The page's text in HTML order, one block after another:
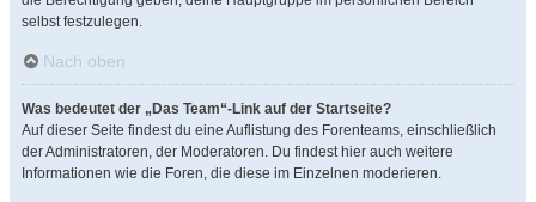
selbst festzulegen.
Nach oben
Was bedeutet der „Das Team“-Link auf der Startseite?
Auf dieser Seite findest du eine Auflistung des Forenteams, einschließlich
der Administratoren, der Moderatoren. Du findest hier auch weitere
Informationen wie die Foren, die diese im Einzelnen moderieren.